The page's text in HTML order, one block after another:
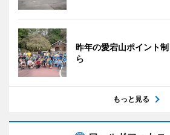
昨年の愛宕山ポイント
ら
もっと見る